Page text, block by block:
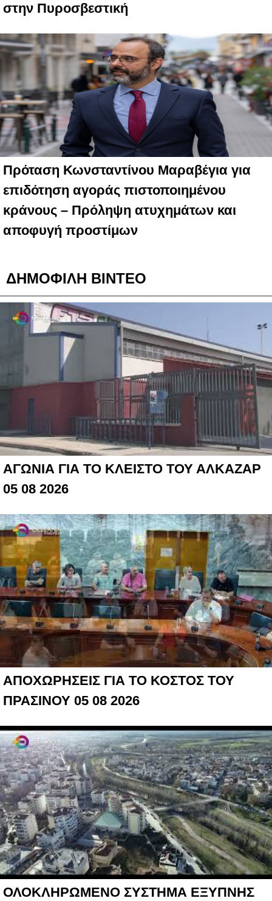
στην Πυροσβεστική
Πρόταση Κωνσταντίνου Μαραβέγια για
επιδότηση αγοράς πιστοποιημένου
κράνους – Πρόληψη ατυχημάτων και
αποφυγή προστίμων
ΔΗΜΟΦΙΛΗ ΒΙΝΤΕΟ
ΑΓΩΝΙΑ ΓΙΑ ΤΟ ΚΛΕΙΣΤΟ ΤΟΥ ΑΛΚΑΖΑΡ
05 08 2026
ΑΠΟΧΩΡΗΣΕΙΣ ΓΙΑ ΤΟ ΚΟΣΤΟΣ ΤΟΥ
ΠΡΑΣΙΝΟΥ 05 08 2026
ΟΛΟΚΛΗΡΩΜΕΝΟ ΣΥΣΤΗΜΑ ΕΞΥΠΝΗΣ